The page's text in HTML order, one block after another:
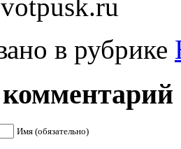
в рубрике
Имя (обязательно)